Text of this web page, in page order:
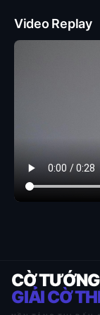
Video Replay
CỜ
GIẢI CỜ